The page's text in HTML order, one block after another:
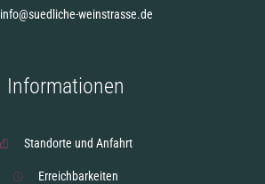
info@suedliche-weinstrasse.de
Informationen
Standorte und Anfahrt
Erreichbarkeiten